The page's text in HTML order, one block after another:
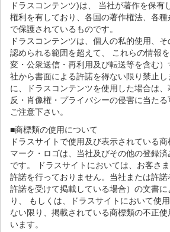
ドラスコンテンツ)は、 当社が著作を保有
権利を有しており、各国の著作権法、各
で保護されているものです。
ドラスコンテンツは、個人の私的使用、
認められる範囲を超えて、 これらの情報
変・公衆送信・再利用及び転送等を含む
社から書面による許諾を得ない限り禁止
に、ドラスコンテンツを使用した場合は
反・肖像権・プライバシーの侵害に当た
ご注意下さい。
■商標類の使用について
ドラスサイトで使用及び表示されている
マーク・ロゴは、当社及びその他の登録
です。 ドラスサイトにおいては、お客さ
許諾を行っておりません。当社または許
許諾を受けて掲載している場合）の文書
り、 もしくは、ドラスサイトにおいて使
ない限り、掲載されている商標類の不正
います。